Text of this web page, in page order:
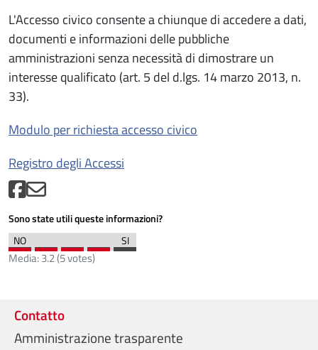
L'Accesso civico consente a chiunque di accedere a dati,
documenti e informazioni delle pubbliche
amministrazioni senza necessità di dimostrare un
interesse qualificato (art. 5 del d.lgs. 14 marzo 2013, n.
33).
Modulo per richiesta accesso civico
Registro degli Accessi
Sono state utili queste informazioni?
Media:3.2(5votes)
Contatto
Amministrazione trasparente